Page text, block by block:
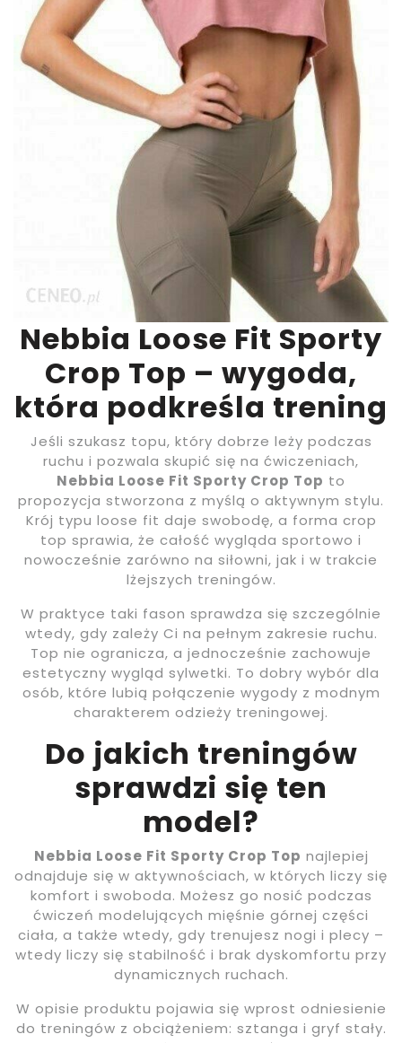
Nebbia Loose Fit Sporty
Crop Top – wygoda,
która podkreśla trening
Jeśli szukasz topu, który dobrze leży podczas
ruchu i pozwala skupić się na ćwiczeniach,
Nebbia Loose Fit Sporty Crop Top to
propozycja stworzona z myślą o aktywnym stylu.
Krój typu loose fit daje swobodę, a forma crop
top sprawia, że całość wygląda sportowo i
nowocześnie zarówno na siłowni, jak i w trakcie
lżejszych treningów.
W praktyce taki fason sprawdza się szczególnie
wtedy, gdy zależy Ci na pełnym zakresie ruchu.
Top nie ogranicza, a jednocześnie zachowuje
estetyczny wygląd sylwetki. To dobry wybór dla
osób, które lubią połączenie wygody z modnym
charakterem odzieży treningowej.
Do jakich treningów
sprawdzi się ten
model?
Nebbia Loose Fit Sporty Crop Top najlepiej
odnajduje się w aktywnościach, w których liczy się
komfort i swoboda. Możesz go nosić podczas
ćwiczeń modelujących mięśnie górnej części
ciała, a także wtedy, gdy trenujesz nogi i plecy –
wtedy liczy się stabilność i brak dyskomfortu przy
dynamicznych ruchach.
W opisie produktu pojawia się wprost odniesienie
do treningów z obciążeniem: sztanga i gryf stały.